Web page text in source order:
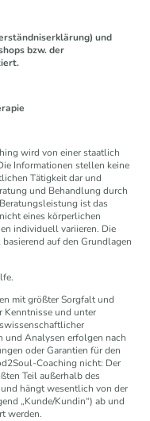
und
bzw. der
wird von einer staatlich
Informationen stellen keine
Tätigkeit dar und
und Behandlung durch
ist das
eines körperlichen
individuell variieren. Die
auf den Grundlagen
mit größter Sorgfalt und
Kenntnisse und unter
und Analysen erfolgen nach
oder Garantien für den
Coaching nicht: Der
Teil außerhalb des
hängt wesentlich von der
„Kunde/Kundin“) ab und
werden.